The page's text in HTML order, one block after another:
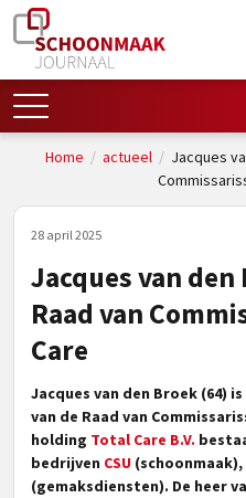
Home / actueel / Jacques
28 april 2025
Jacques van
Raad van
Care
Jacques van den Broek (64)
van de Raad van
holding Total Care B.V.
bedrijven CSU
(gemaksdiensten). De heer